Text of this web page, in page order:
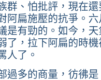
群、怕批評，現在
阿扁施壓的抗爭。
是有勁的。如今，
了，拉下阿扁的時
人了。
過多的商量，彷彿